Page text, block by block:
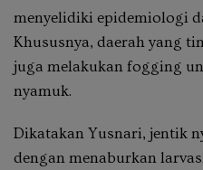
menyelidiki epidemiologi
Khususnya, daerah yang
juga melakukan fogging
nyamuk.
Dikatakan Yusnari, jentik
dengan menaburkan